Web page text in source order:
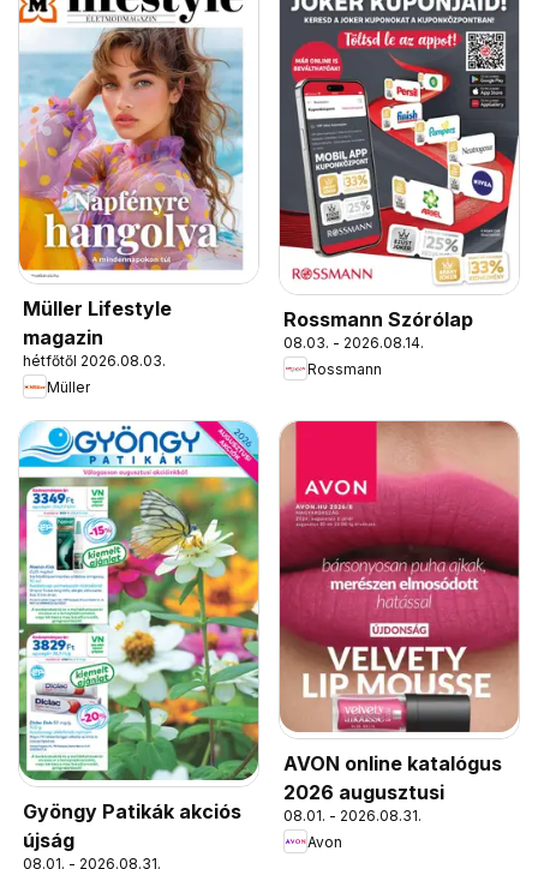
Müller Lifestyle
magazin
hétfőtől 2026.08.03.
Müller
Rossmann Szórólap
08.03. - 2026.08.14.
Rossmann
Gyöngy Patikák akciós
újság
08.01. - 2026.08.31.
AVON online katalógus
2026 augusztusi
08.01. - 2026.08.31.
Avon